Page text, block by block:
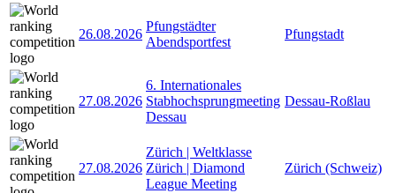
26.08.2026
Pfungstädter
Abendsportfest
Pfungstadt
27.08.2026
6. Internationales
Stabhochsprungmeeting
Dessau
Dessau-Roßlau
27.08.2026
Zürich | Weltklasse
Zürich | Diamond
League Meeting
Zürich (Schweiz)